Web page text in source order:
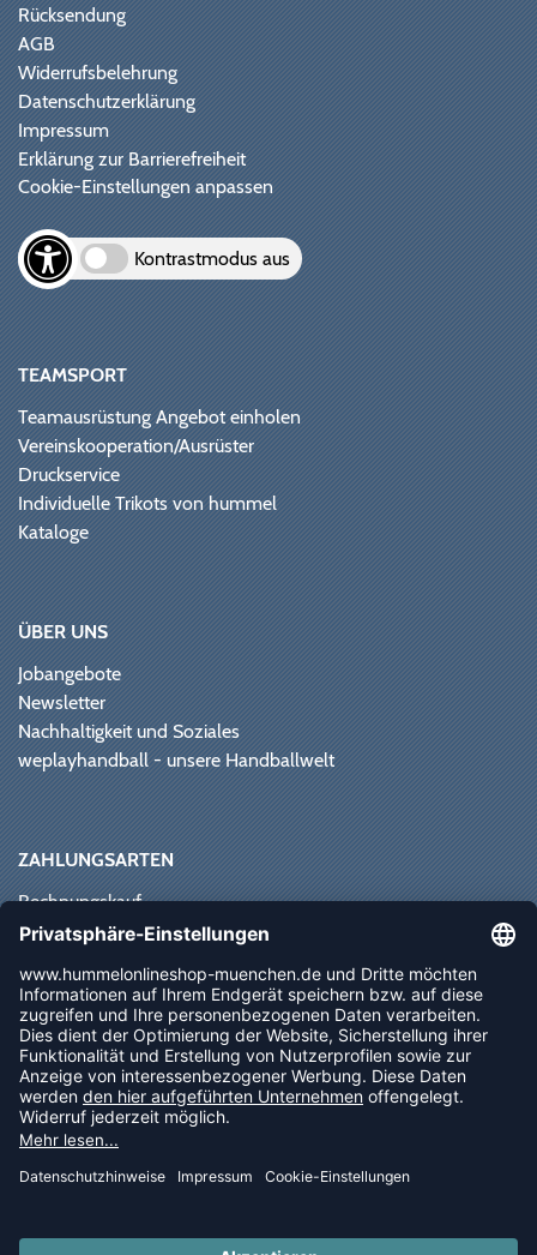
Rücksendung
AGB
Widerrufsbelehrung
Datenschutzerklärung
Impressum
Erklärung zur Barrierefreiheit
Cookie-Einstellungen anpassen
Kontrastmodus aus
TEAMSPORT
Teamausrüstung Angebot einholen
Vereinskooperation/Ausrüster
Druckservice
Individuelle Trikots von hummel
Kataloge
ÜBER UNS
Jobangebote
Newsletter
Nachhaltigkeit und Soziales
weplayhandball - unsere Handballwelt
ZAHLUNGSARTEN
Rechnungskauf
Paypal
Vorkasse
Sofortüberweisung
NEWSLETTER